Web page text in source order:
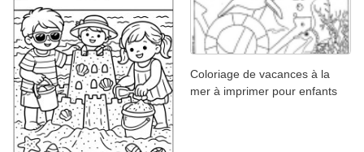
Coloriage de vacances à la
mer à imprimer pour enfants